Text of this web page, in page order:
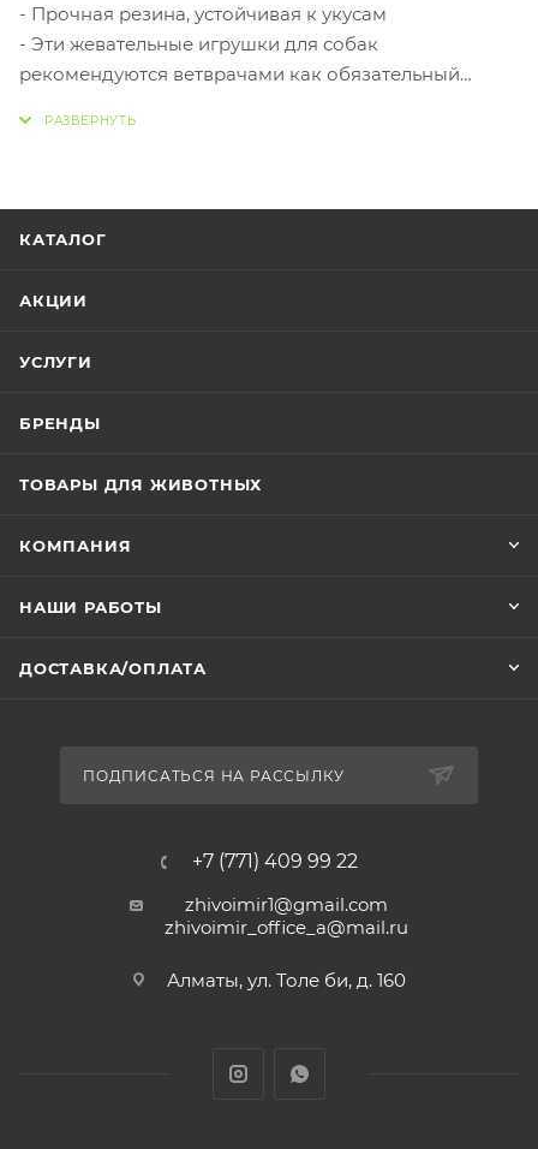
- Прочная резина, устойчивая к укусам
- Эти жевательные игрушки для собак
рекомендуются ветврачами как обязательный
лакомство, что награждает собаку за игру и
- Если у вашего питомца будет такая игрушка для
КАТАЛОГ
АКЦИИ
УСЛУГИ
БРЕНДЫ
ТОВАРЫ ДЛЯ ЖИВОТНЫХ
КОМПАНИЯ
НАШИ РАБОТЫ
ДОСТАВКА/ОПЛАТА
ПОДПИСАТЬСЯ НА РАССЫЛКУ
+7 (771) 409 99 22
zhivoimir1@gmail.com
zhivoimir_office_a@mail.ru
Алматы, ул. Толе би, д. 160